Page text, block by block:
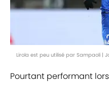
Lirola est peu utilisé par Sampaoli |
Pourtant performant